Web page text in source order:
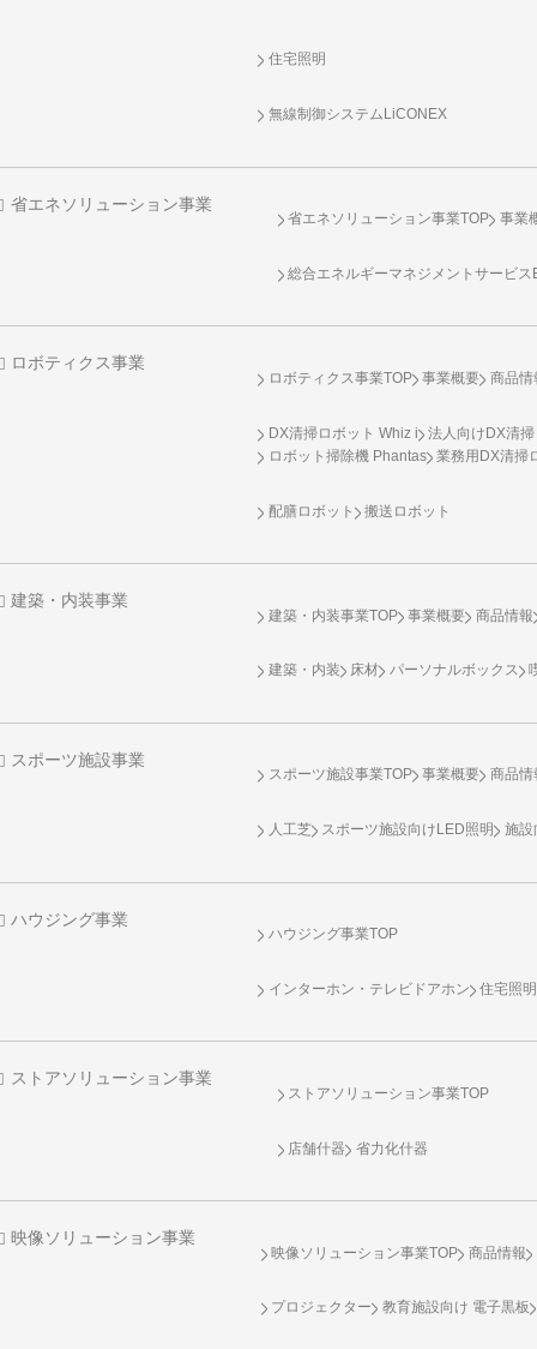
住宅照明
無線制御システム LiCONEX
省エネソリューション事業
省エネソリューション事業TOP 事業
総合エネルギーマネジメントサービ
ロボティクス事業
ロボティクス事業TOP 事業概要 商品情
DX清掃ロボット Whiz i
法人向けDX清
ロボット掃除機 Phantas
業務用DX清掃
配膳ロボット 搬送ロボット
建築・内装事業
建築・内装事業TOP 事業概要 商品情報
建築・内装 床材 パーソナルボックス
スポーツ施設事業
スポーツ施設事業TOP 事業概要 商品情
人工芝 スポーツ施設向け LED照明 施設
ハウジング事業
ハウジング事業TOP
インターホン・テレビドアホン 住宅照明
ストアソリューション事業
ストアソリューション事業TOP
店舗什器 省力化什器
映像ソリューション事業
映像ソリューション事業TOP 商品情報
プロジェクター 教育施設向け 電子黒板